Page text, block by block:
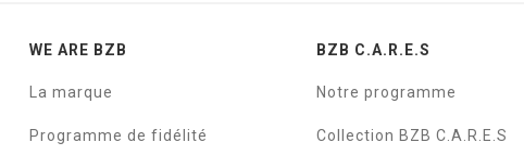
WE ARE BZB
La marque
Programme de fidélité
BZB C.A.R.E.S
Notre programme
Collection BZB C.A.R.E.S